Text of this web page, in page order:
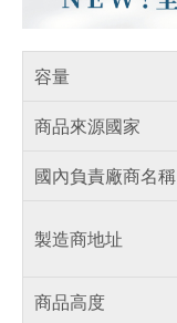
容量
商品來源國家
國內負責廠商名稱
製造商地址
商品高度